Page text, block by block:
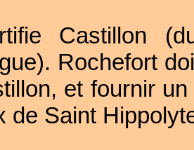
Castillon
Rochefort
et fournir
de Saint